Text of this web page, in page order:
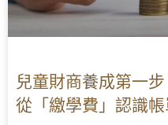
兒童財商養成第一
從「繳學費」認識帳